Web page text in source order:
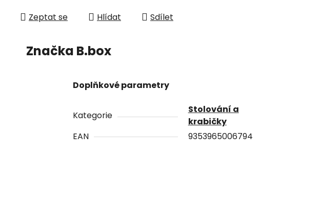
Zeptat se Hlídat Sdílet
Značka B.box
Doplňkové parametry
Kategorie
Stolování a
krabičky
EAN
9353965006794